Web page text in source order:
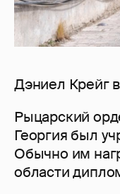
Дэниел Крейг
Рыцарский
Георгия был
Обычно им
области